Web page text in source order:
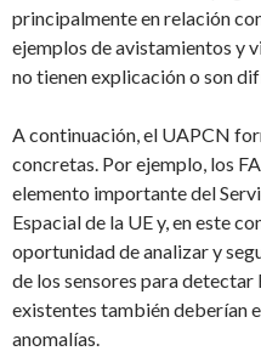
principalmente en relación
ejemplos de avistamientos y
no tienen explicación o son
A continuación, el UAPCN
concretas. Por ejemplo, los
elemento importante del
Espacial de la UE y, en este
oportunidad de analizar y
de los sensores para
existentes también deberían
anomalías.